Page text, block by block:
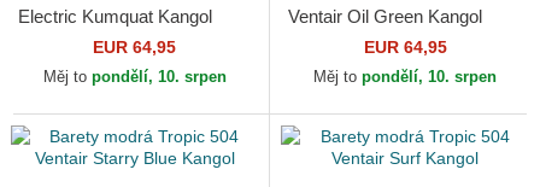
Electric Kumquat Kangol
EUR 64,95
Měj to pondělí, 10. srpen
Ventair Oil Green Kangol
EUR 64,95
Měj to pondělí, 10. srpen